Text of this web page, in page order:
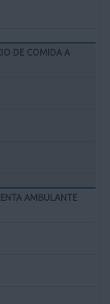
DE COMIDA A
AMBULANTE